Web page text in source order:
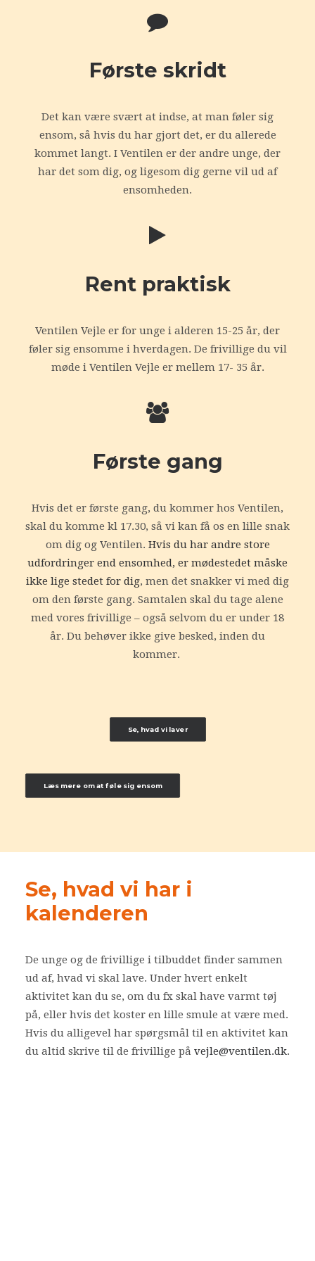
Første skridt
Det kan være svært at indse, at man føler sig
ensom, så hvis du har gjort det, er du allerede
kommet langt. I Ventilen er der andre unge, der
har det som dig, og ligesom dig gerne vil ud af
ensomheden.
Rent praktisk
Ventilen Vejle er for unge i alderen 15-25 år, der
føler sig ensomme i hverdagen. De frivillige du vil
møde i Ventilen Vejle er mellem 17- 35 år.
Første gang
Hvis det er første gang, du kommer hos Ventilen,
skal du komme kl 17.30, så vi kan få os en lille snak
om dig og Ventilen. Hvis du har andre store
udfordringer end ensomhed, er mødestedet måske
ikke lige stedet for dig, men det snakker vi med dig
om den første gang. Samtalen skal du tage alene
med vores frivillige – også selvom du er under 18
år. Du behøver ikke give besked, inden du
kommer.
Se, hvad vi laver
Læs mere om at føle sig ensom
Se, hvad vi har i
kalenderen
De unge og de frivillige i tilbuddet finder sammen
ud af, hvad vi skal lave. Under hvert enkelt
aktivitet kan du se, om du fx skal have varmt tøj
på, eller hvis det koster en lille smule at være med.
Hvis du alligevel har spørgsmål til en aktivitet kan
du altid skrive til de frivillige på vejle@ventilen.dk.